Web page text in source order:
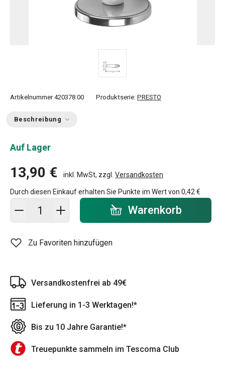
Artikelnummer 420378.00 Produktserie: PRESTO
Beschreibung
Auf Lager
13,90 € inkl. MwSt, zzgl. Versandkosten
Durch diesen Einkauf erhalten Sie Punkte im Wert von 0,42 €
In den Warenkorb - Menge Warenkorb
Zu Favoriten hinzufügen
Versandkostenfrei ab 49€
Lieferung in 1-3 Werktagen!*
Bis zu 10 Jahre Garantie!*
Treuepunkte sammeln im Tescoma Club